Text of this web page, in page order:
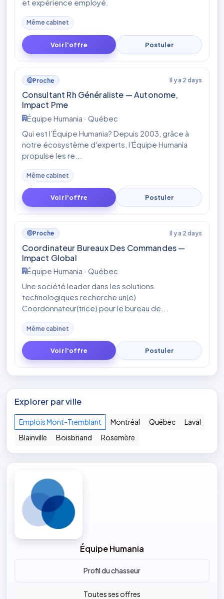
et expérience employé.
Même cabinet
Voir l'offre Postuler
Proche Il y a 2 days
Consultant Rh Généraliste — Autonome,
Impact Pme
Équipe Humania · Québec
Qui est l’Équipe Humania? Depuis 2003, grâce à
notre écosystème d'experts, l’Équipe Humania
propulse les re...
Même cabinet
Voir l'offre Postuler
Proche Il y a 2 days
Coordinateur Bureaux Des Commandes —
Impact Global
Équipe Humania · Québec
Une société leader dans les solutions
technologiques recherche un(e)
Coordonnateur(trice) pour le bureau de...
Même cabinet
Voir l'offre Postuler
Explorer par ville
Emplois Mont-Tremblant Montréal Québec
Laval
Blainville
Boisbriand Rosemère
Équipe Humania
Profil du chasseur
Toutes ses offres